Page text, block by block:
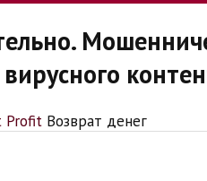
Profit Возврат денег